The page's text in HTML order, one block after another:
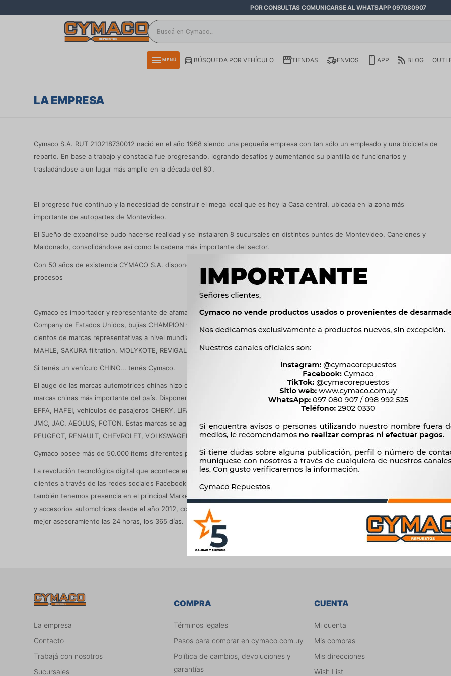
POR CONSULTAS COMUNICARSE AL WHATSAPP 097080907
menu MENÚ BÚSQUEDA POR VEHÍCULO TIENDAS ENVIOS APP BLOG
LA EMPRESA
Cymaco S.A. RUT 210218730012 nació en el año 1968 siendo una pequeña empresa con tan sólo un empleado y una bicicleta de
reparto. En base a trabajo y constacia fue progresando, logrando desafíos y aumentando su plantilla de funcionarios y
trasladándose a un lugar más amplio en la década del 80'.
El progreso fue continuo y la necesidad de construir el mega local que es hoy la Casa central, ubicada en la zona más
importante de autopartes de Montevideo.
El Sueño de expandirse pudo hacerse realidad y se instalaron 8 sucursales en distintos puntos de Montevideo, Canelones y
Maldonado, consolidándose así como la cadena más importante del sector.
Con 50 años de existencia CYMACO S.A. dispone de 130 empleados, 8 sucursales y la máxima tecnología en todos sus
procesos
Cymaco es importador y representante de afamadas marcas alrededor del mundo. Es representante oficial de AMALIE Motor Oil
Company de Estados Unidos, bujías CHAMPION ®, Turtle Wax®, Johnsen's ®, JB Weld ®, PHC Valeo ® y distribuidor oficial de
cientos de marcas representativas a nivel mundial como MARILIA®, ZM, ZEN, CORVEN, TALOSA, IKRO, TRANSPO, PHILIPS, TRIFA,
MAHLE, SAKURA filtration, MOLYKOTE, REVIGAL, BORCOL, MOMO ITALY, PIONEER.
Si tenés un vehículo CHINO... tenés Cymaco.
El auge de las marcas automotrices chinas hizo que Cymaco se convirtiera en el vendedor de repuestos automotores para
marcas chinas más importante del país. Disponemos de línea completa de repuestos para utilitarios CHANA, FAW, DFM, DFSK,
EFFA, HAFEI, vehículos de pasajeros CHERY, LIFAN, BYD, GEELY, GREAT WALL, FAW y pick up y camiones GREAT WALL, EFFA,
JMC, JAC, AEOLUS, FOTON. Estas marcas se agregan a la completa línea de repuestos para RENAULT TRUCKS, FIAT, CITROEN,
PEUGEOT, RENAULT, CHEVROLET, VOLKSWAGEN, TOYOTA, HYUNDAI, MARUTI, DAEWOO.
Cymaco posee más de 50.000 ítems diferentes para atender la demanda automotriz local.
La revolución tecnológica digital que acontece en la actualidad nos permite incorporar medios digitales de atención a nuestros
clientes a través de las redes sociales Facebook, Twitter e Instagram, otras de menor difusión como Pinterest y LinkedIn;
también tenemos presencia en el principal MarketPlace de la región, como es Mercadolibre; somos Tienda Oficial de repuestos
y accesorios automotrices desde el año 2012, con la mayor variedad de productos para la venta con atención profesional y el
mejor asesoramiento las 24 horas, los 365 días.
La empresa
Contacto
Trabajá con nosotros
Sucursales
COMPRA
Términos legales
Pasos para comprar en cymaco.com.uy
Política de cambios, devoluciones y
garantías
CUENTA
Mi cuenta
Mis compras
Mis direcciones
Wish List
close
directions_car